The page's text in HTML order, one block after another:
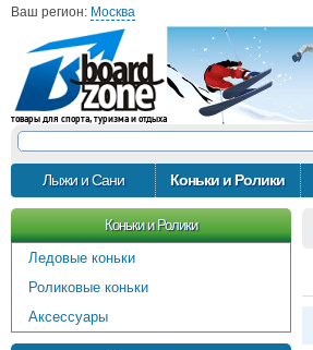
Ваш регион: Москва
товары для спорта, туризма и отдыха
Лыжи и Сани Коньки и Ролики
Коньки и Ролики
Ледовые коньки
Роликовые коньки
Аксессуары